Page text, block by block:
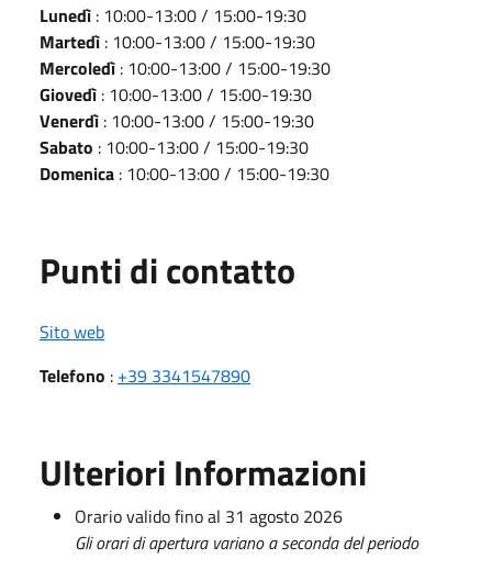
Lunedì : 10:00-13:00 / 15:00-19:30
Martedì : 10:00-13:00 / 15:00-19:30
Mercoledì : 10:00-13:00 / 15:00-19:30
Giovedì : 10:00-13:00 / 15:00-19:30
Venerdì : 10:00-13:00 / 15:00-19:30
Sabato : 10:00-13:00 / 15:00-19:30
Domenica : 10:00-13:00 / 15:00-19:30
Punti di contatto
Sito web
Telefono : +39 3341547890
Ulteriori Informazioni
Orario valido fino al 31 agosto 2026
Gli orari di apertura variano a seconda del periodo